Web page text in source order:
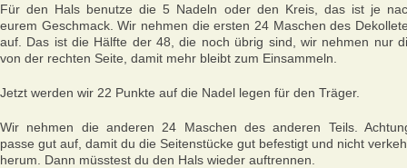
Für den Hals benutze die 5 Nadeln oder den Kreis, das ist je
eurem Geschmack. Wir nehmen die ersten 24 Maschen des
auf. Das ist die Hälfte der 48, die noch übrig sind, wir nehmen nur
von der rechten Seite, damit mehr bleibt zum Einsammeln.
Jetzt werden wir 22 Punkte auf die Nadel legen für den Träger.
Wir nehmen die anderen 24 Maschen des anderen Teils.
passe gut auf, damit du die Seitenstücke gut befestigt und nicht
herum. Dann müsstest du den Hals wieder auftrennen.